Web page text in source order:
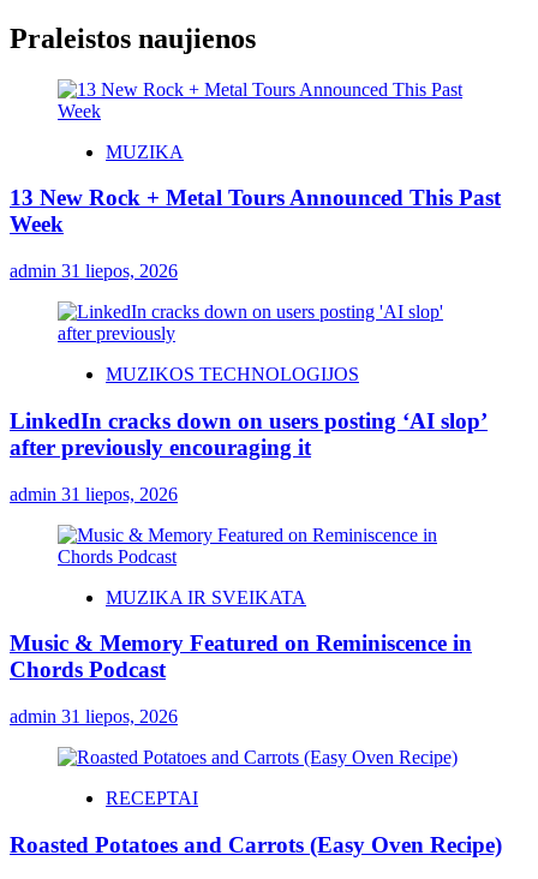
Praleistos naujienos
MUZIKA
13 New Rock + Metal Tours Announced This Past
Week
admin 31 liepos, 2026
MUZIKOS TECHNOLOGIJOS
LinkedIn cracks down on users posting ‘AI slop’
after previously encouraging it
admin 31 liepos, 2026
MUZIKA IR SVEIKATA
Music & Memory Featured on Reminiscence in
Chords Podcast
admin 31 liepos, 2026
RECEPTAI
Roasted Potatoes and Carrots (Easy Oven Recipe)